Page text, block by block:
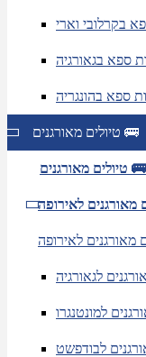
בקרלובי וארי
ספא בגאורגיה
ספא בהונגריה
טיולים מאורגנים 🚌
טיולים מאורגנים 🚌
מאורגנים לאירופה
מאורגנים לאירופה
לגאורגיה
למונטנגרו
לבודפשט